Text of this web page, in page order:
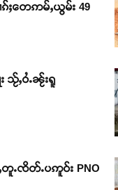
Support SHAN
ၾႃႉၼၼ်ႉ ၶဝ်ႈႁူမ်ႈၵမ်ႉထႅ
ႈတွႆႇႁွၵ်ႈ လႆႈယူႇၶႃႈဢေႃႈ။
ႈတေဢမ်ႇယွမ်း 49
သႂ်ႇဝႆႉၼႂ်းရူ
ႉၸိတ်ႉပဢူဝ်း PNO